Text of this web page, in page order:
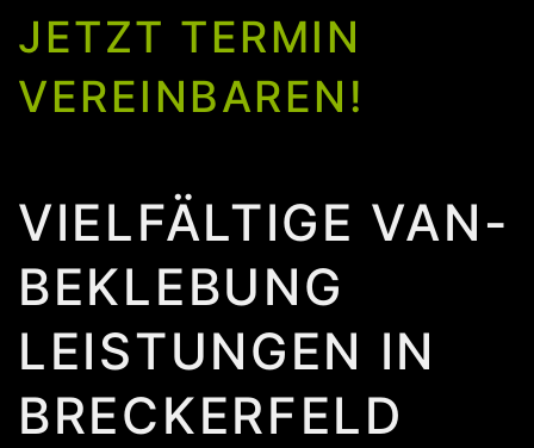
JETZT TERMIN
VEREINBAREN!
VIELFÄLTIGE VAN-
BEKLEBUNG
LEISTUNGEN IN
BRECKERFELD